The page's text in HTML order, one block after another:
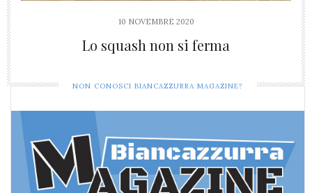
10 NOVEMBRE 2020
Lo squash non si ferma
NON CONOSCI BIANCAZZURRA MAGAZINE?